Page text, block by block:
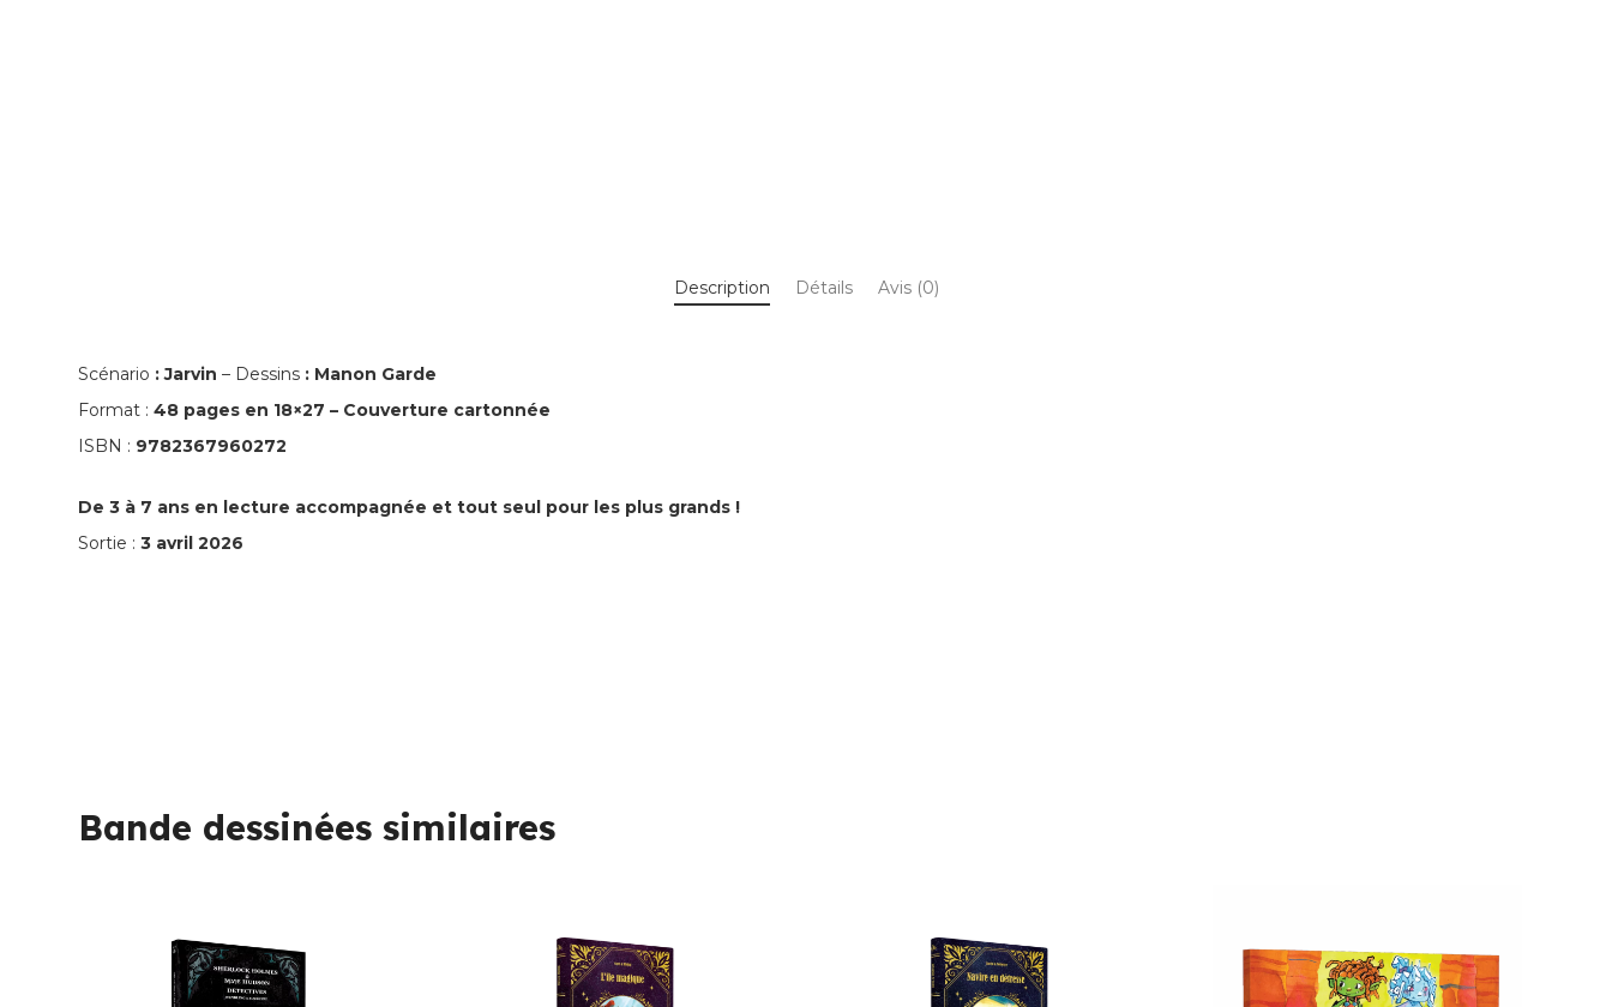
Description Détails Avis (0)
Scénario : Jarvin – Dessins : Manon Garde
Format : 48 pages en 18×27 – Couverture cartonnée
ISBN : 9782367960272
De 3 à 7 ans en lecture accompagnée et tout seul pour les plus grands !
Sortie : 3 avril 2026
Bande dessinées similaires